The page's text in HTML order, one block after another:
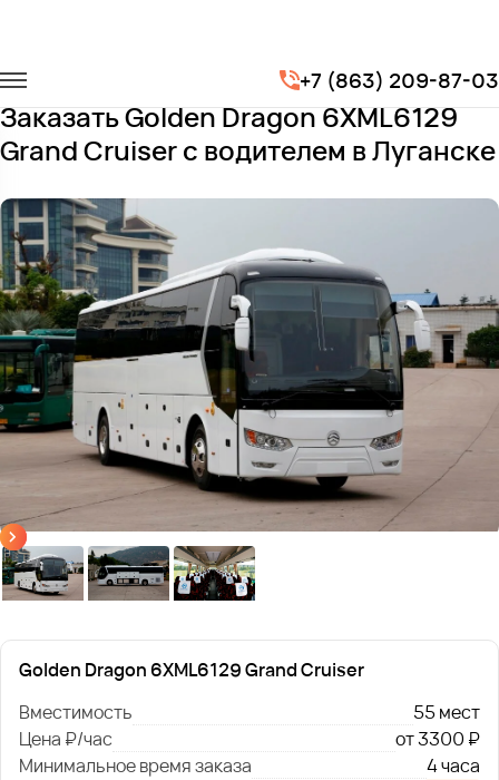
+7 (863) 209-87-03
Golden Dragon 6XML6129 Grand Cruiser
Заказать Golden Dragon 6XML6129
Grand Cruiser с водителем в Луганске
Golden Dragon 6XML6129 Grand Cruiser
Вместимость
55 мест
Цена ₽/час
от 3300 ₽
Минимальное время заказа
4 часа